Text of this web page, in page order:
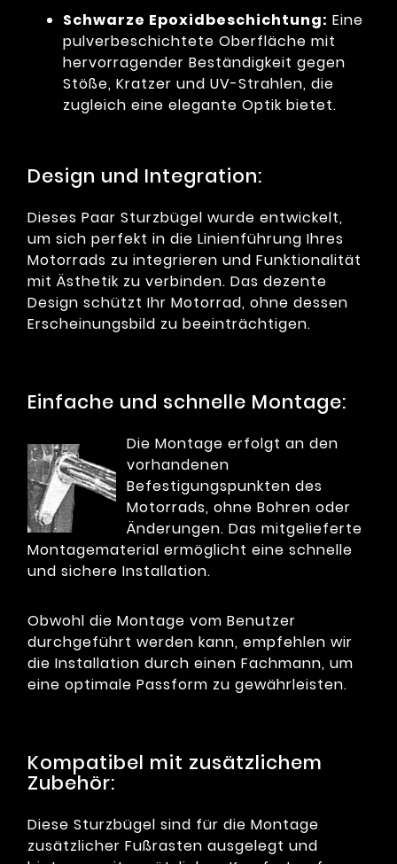
Schwarze Epoxidbeschichtung: Eine
pulverbeschichtete Oberfläche mit
hervorragender Beständigkeit gegen
Stöße, Kratzer und UV-Strahlen, die
zugleich eine elegante Optik bietet.
Design und Integration:
Dieses Paar Sturzbügel wurde entwickelt,
um sich perfekt in die Linienführung Ihres
Motorrads zu integrieren und Funktionalität
mit Ästhetik zu verbinden. Das dezente
Design schützt Ihr Motorrad, ohne dessen
Erscheinungsbild zu beeinträchtigen.
Einfache und schnelle Montage:
Die Montage erfolgt an den
vorhandenen
Befestigungspunkten des
Motorrads, ohne Bohren oder
Änderungen. Das mitgelieferte
Montagematerial ermöglicht eine schnelle
und sichere Installation.
Obwohl die Montage vom Benutzer
durchgeführt werden kann, empfehlen wir
die Installation durch einen Fachmann, um
eine optimale Passform zu gewährleisten.
Kompatibel mit zusätzlichem
Zubehör:
Diese Sturzbügel sind für die Montage
zusätzlicher Fußrasten ausgelegt und